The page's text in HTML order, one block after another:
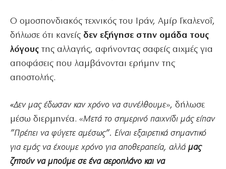
Ο ομοσπονδιακός τεχνικός του Ιράν, Αμίρ Γκαλενοΐ,
δήλωσε ότι κανείς δεν εξήγησε στην ομάδα τους
λόγους της αλλαγής, αφήνοντας σαφείς αιχμές για
αποφάσεις που λαμβάνονται ερήμην της
αποστολής.
«Δεν μας έδωσαν καν χρόνο να συνέλθουμε», δήλωσε
μέσω διερμηνέα. «Μετά το σημερινό παιχνίδι μάς είπαν
”Πρέπει να φύγετε αμέσως”. Είναι εξαιρετικά σημαντικό
για εμάς να έχουμε χρόνο για αποθεραπεία, αλλά μας
ζητούν να μπούμε σε ένα αεροπλάνο και να